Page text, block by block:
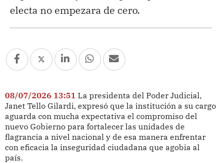
electa no empezara de cero.
08/07/2026 13:51 La presidenta del Poder Judicial,
Janet Tello Gilardi, expresó que la institución a su cargo
aguarda con mucha expectativa el compromiso del
nuevo Gobierno para fortalecer las unidades de
flagrancia a nivel nacional y de esa manera enfrentar
con eficacia la inseguridad ciudadana que agobia al
país.